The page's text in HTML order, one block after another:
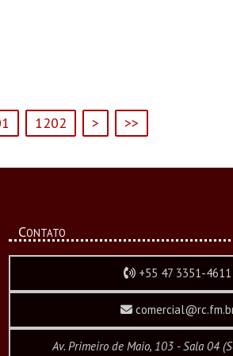
1202 > >>
Contato
+55 47 3351-4611
Av. Primeiro de Maio, 103 - Sala 04